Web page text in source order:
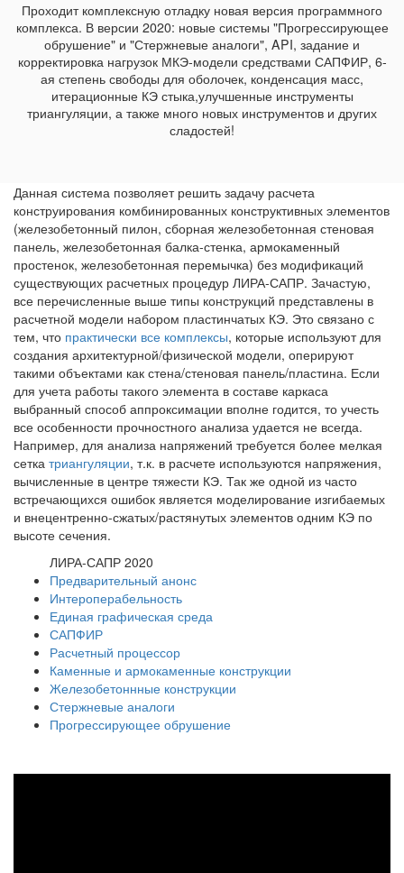
Проходит комплексную отладку новая версия программного
комплекса. В версии 2020: новые системы "Прогрессирующее
обрушение" и "Стержневые аналоги", API, задание и
корректировка нагрузок МКЭ-модели средствами САПФИР, 6-
ая степень свободы для оболочек, конденсация масс,
итерационные КЭ стыка,улучшенные инструменты
триангуляции, а также много новых инструментов и других
сладостей!
Данная система позволяет решить задачу расчета
конструирования комбинированных конструктивных элементов
(железобетонный пилон, сборная железобетонная стеновая
панель, железобетонная балка-стенка, армокаменный
простенок, железобетонная перемычка) без модификаций
существующих расчетных процедур ЛИРА-САПР. Зачастую,
все перечисленные выше типы конструкций представлены в
расчетной модели набором пластинчатых КЭ. Это связано с
тем, что практически все комплексы, которые используют для
создания архитектурной/физической модели, оперируют
такими объектами как стена/стеновая панель/пластина. Если
для учета работы такого элемента в составе каркаса
выбранный способ аппроксимации вполне годится, то учесть
все особенности прочностного анализа удается не всегда.
Например, для анализа напряжений требуется более мелкая
сетка триангуляции, т.к. в расчете используются напряжения,
вычисленные в центре тяжести КЭ. Так же одной из часто
встречающихся ошибок является моделирование изгибаемых
и внецентренно-сжатых/растянутых элементов одним КЭ по
высоте сечения.
ЛИРА-САПР 2020
Предварительный анонс
Интероперабельность
Единая графическая среда
САПФИР
Расчетный процессор
Каменные и армокаменные конструкции
Железобетоннные конструкции
Стержневые аналоги
Прогрессирующее обрушение